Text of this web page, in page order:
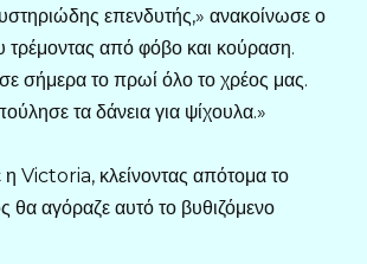
επενδυτής,» ανακοίνωσε ο
από φόβο και κούραση.
σήμερα το πρωί όλο το χρέος μας.
τα δάνεια για ψίχουλα.»
Victoria, κλείνοντας απότομα το
θα αγόραζε αυτό το βυθιζόμενο